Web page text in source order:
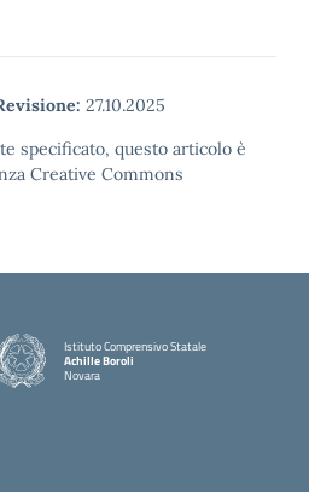
27.10.2025
specificato, questo articolo è
Creative Commons
Istituto Comprensivo Statale
Achille Boroli
Novara